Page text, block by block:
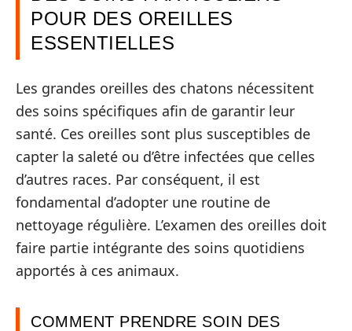
POUR DES OREILLES
ESSENTIELLES
Les grandes oreilles des chatons nécessitent
des soins spécifiques afin de garantir leur
santé. Ces oreilles sont plus susceptibles de
capter la saleté ou d’être infectées que celles
d’autres races. Par conséquent, il est
fondamental d’adopter une routine de
nettoyage régulière. L’examen des oreilles doit
faire partie intégrante des soins quotidiens
apportés à ces animaux.
COMMENT PRENDRE SOIN DES